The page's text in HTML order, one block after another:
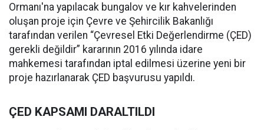
Ormanı'na yapılacak bungalov ve kır kahvelerinden
oluşan proje için Çevre ve Şehircilik Bakanlığı
tarafından verilen “Çevresel Etki Değerlendirme (ÇED)
gerekli değildir” kararının 2016 yılında idare
mahkemesi tarafından iptal edilmesi üzerine yeni bir
proje hazırlanarak ÇED başvurusu yapıldı.
ÇED KAPSAMI DARALTILDI